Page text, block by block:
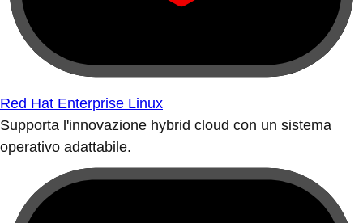
Red Hat Enterprise Linux
Supporta l'innovazione hybrid cloud con un sistema
operativo adattabile.